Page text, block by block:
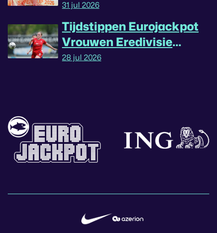
31 jul 2026
Tijdstippen Eurojackpot
Vrouwen Eredivisie
omgedraaid
28 jul 2026